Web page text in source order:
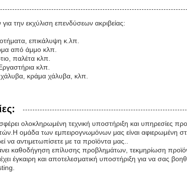
την εκχύλιση επενδύσεων ακριβείας:
επικάλυψη κ.λπ.
από άμμο κλπ.
παλέτα κλπ.
κλπ.
κράμα χάλυβα, κλπ.
ολοκληρωμένη τεχνική υποστήριξη και υπηρεσίες
ομάδα των εμπειρογνωμόνων μας είναι αφιερωμένη
αντιμετωπίσετε με τα προϊόντα μας..
καθοδήγηση επίλυσης προβλημάτων, τεκμηρίωση
έγκαιρη και αποτελεσματική υποστήριξη για να σας